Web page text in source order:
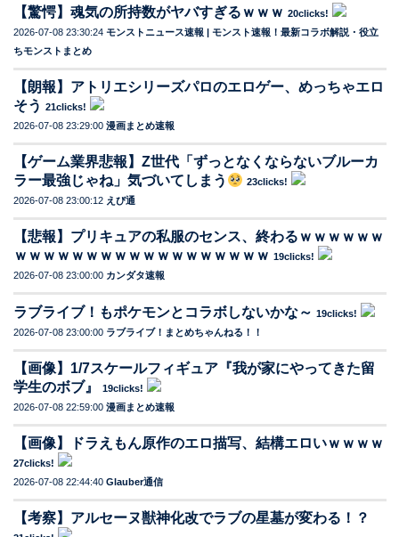
【驚愕】魂気の所持数がヤバすぎるｗｗｗ 20clicks!
2026-07-08 23:30:24 モンストニュース速報 | モンスト速報！最新コラボ解説・役立
ちモンストまとめ
【朗報】アトリエシリーズパロのエロゲー、めっちゃエロ
そう 21clicks!
2026-07-08 23:29:00 漫画まとめ速報
【ゲーム業界悲報】Z世代「ずっとなくならないブルーカ
ラー最強じゃね」気づいてしまう
23clicks!
2026-07-08 23:00:12 えび通
【悲報】プリキュアの私服のセンス、終わるｗｗｗｗｗｗ
ｗｗｗｗｗｗｗｗｗｗｗｗｗｗｗｗｗｗ 19clicks!
2026-07-08 23:00:00 カンダタ速報
ラブライブ！もポケモンとコラボしないかな～ 19clicks!
2026-07-08 23:00:00 ラブライブ！まとめちゃんねる！！
【画像】1/7スケールフィギュア『我が家にやってきた留
学生のボブ』
19clicks!
2026-07-08 22:59:00 漫画まとめ速報
【画像】ドラえもん原作のエロ描写、結構エロいｗｗｗｗ
27clicks!
2026-07-08 22:44:40 Glauber通信
【考察】アルセーヌ獣神化改でラブの星墓が変わる！？